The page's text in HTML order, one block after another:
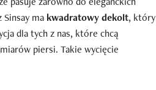
ma kwadratowy dekolt, który
dla tych z nas, które chcą
piersi. Takie wycięcie